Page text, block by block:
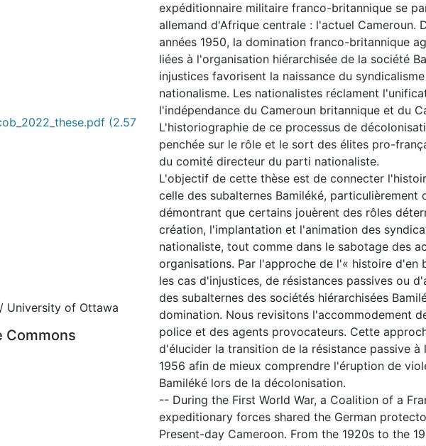
(2.57
University of Ottawa
Commons
NoDerivatives 4.0 International
expéditionnaire militaire franco-britannique se
allemand d'Afrique centrale : l'actuel Cameroun.
années 1950, la domination franco-britannique
liées à l'organisation hiérarchisée de la société
injustices favorisent la naissance du
nationalisme. Les nationalistes réclament
l'indépendance du Cameroun britannique et du
L'historiographie de ce processus de
penchée sur le rôle et le sort des élites pro-
du comité directeur du parti nationaliste.
L'objectif de cette thèse est de connecter
celle des subalternes Bamiléké, particulièrement
démontrant que certains jouèrent des rôles
création, l'implantation et l'animation des
nationaliste, tout comme dans le sabotage des
organisations. Par l'approche de l'« histoire d'en
les cas d'injustices, de résistances passives ou
des subalternes des sociétés hiérarchisées
domination. Nous revisitons l'accommodement
police et des agents provocateurs. Cette
d'élucider la transition de la résistance passive à
1956 afin de mieux comprendre l'éruption de
Bamiléké lors de la décolonisation.
-- During the First World War, a Coalition of a
expeditionary forces shared the German
Present-day Cameroon. From the 1920s to the